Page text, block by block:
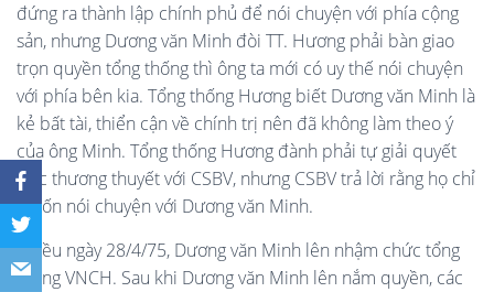
đứng ra thành lập chính phủ để nói chuyện với phía cộng
sản, nhưng Dương văn Minh đòi TT. Hương phải bàn giao
trọn quyền tổng thống thì ông ta mới có uy thế nói chuyện
với phía bên kia. Tổng thống Hương biết Dương văn Minh là
kẻ bất tài, thiển cận về chính trị nên đã không làm theo ý
của ông Minh. Tổng thống Hương đành phải tự giải quyết
việc thương thuyết với CSBV, nhưng CSBV trả lời rằng họ chỉ
muốn nói chuyện với Dương văn Minh.
Chiều ngày 28/4/75, Dương văn Minh lên nhậm chức tổng
thống VNCH. Sau khi Dương văn Minh lên nắm quyền, các